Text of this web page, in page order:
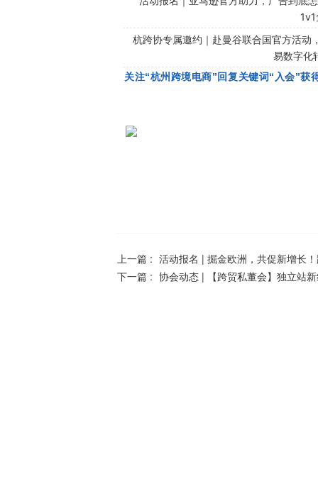
杭跨协专属邀约｜赴曼谷联合国官方活动
易数字化
关注“杭州跨境电商”回复关键词“入会”获
上一篇 : 活动报名 | 掘金欧洲，共促新增长
下一篇 : 协会动态 | 【跨贸私董会】独立站